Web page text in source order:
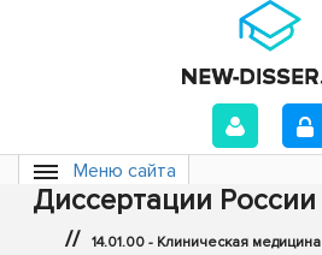
Меню сайта
Диссертации России
// 14.01.00 - Клиническая медицина